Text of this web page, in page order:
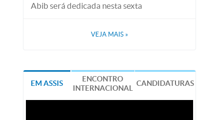
Abib será dedicada nesta sexta
VEJA MAIS »
EM ASSIS
ENCONTRO
INTERNACIONAL
CANDIDATURAS